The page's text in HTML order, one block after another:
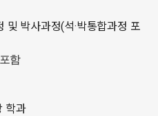
및 박사과정(석·박통합과정 포
함
학과